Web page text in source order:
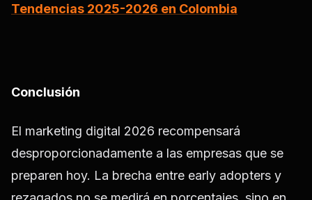
Tendencias 2025-2026 en Colombia
Conclusión
El marketing digital 2026 recompensará
desproporcionadamente a las empresas que se
preparen hoy. La brecha entre early adopters y